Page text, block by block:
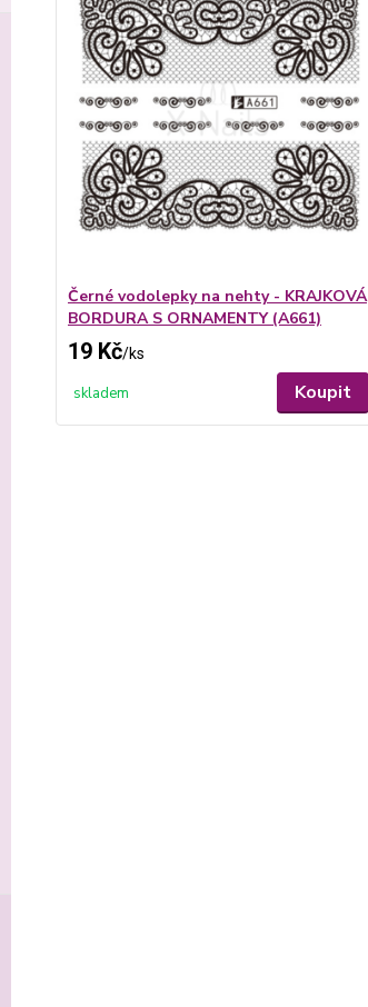
Černé vodolepky na nehty - KRAJKOVÁ
BORDURA S ORNAMENTY (A661)
19 Kč/ks
skladem Koupit